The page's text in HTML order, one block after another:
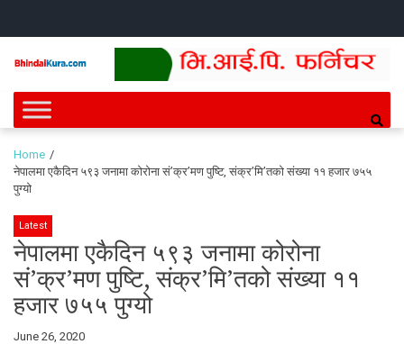
Bhindai Kura
News and entertainment.
Home
नेपालमा एकैदिन ५९३ जनामा कोरोना सं’क्र’मण पुष्टि, संक्र’मि’तको संख्या ११ हजार ७५५
पुग्यो
Latest
नेपालमा एकैदिन ५९३ जनामा कोरोना
सं’क्र’मण पुष्टि, संक्र’मि’तको संख्या ११
हजार ७५५ पुग्यो
By
June 26, 2020